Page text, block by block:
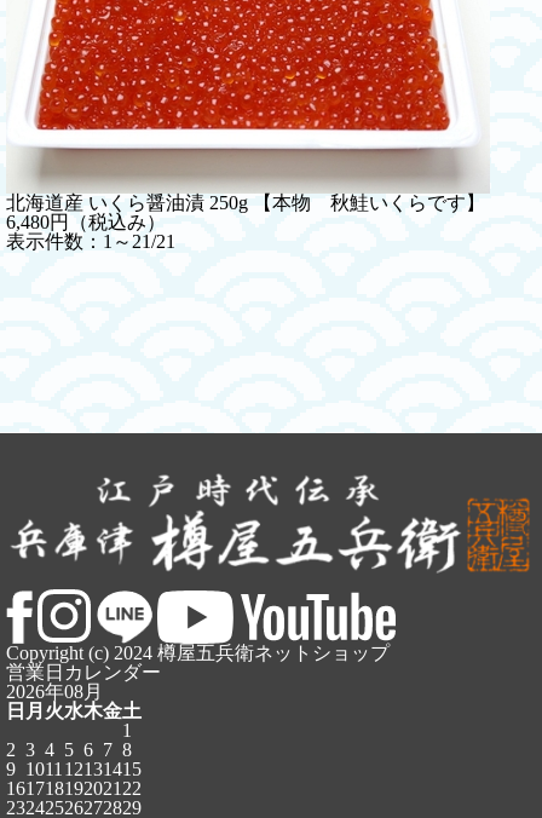
北海道産 いくら醤油漬 250g 【本物 秋鮭いくらです】
6,480円（税込み）
表示件数：1～21/21
Copyright (c) 2024 樽屋五兵衛ネットショップ
営業日カレンダー
2026年08月
日 月 火水木金土
1
2 3 4 5 6 7 8
9 1011 12131415
161718192021 22
23242526272829